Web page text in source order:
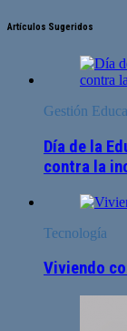
Artículos Sugeridos
Gestión
Día de la
contra la
Tecnología
Viviendo